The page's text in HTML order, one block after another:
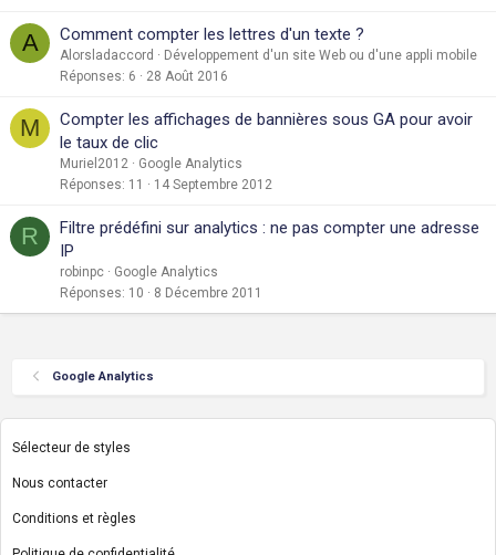
A Comment compter les lettres d'un texte ?
Alorsladaccord
Développement d'un site Web ou d'une appli mobile
Réponses 6 28 Août 2016
M
Compter les affichages de bannières sous GA pour avoir
le taux de clic
Muriel2012
Google Analytics
Réponses 11 14 Septembre 2012
R
Filtre prédéfini sur analytics : ne pas compter une adresse
IP
robinpc
Google Analytics
Réponses 10 8 Décembre 2011
Google Analytics
Sélecteur de styles
Nous contacter
Conditions et règles